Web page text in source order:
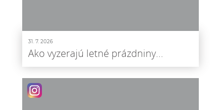
31. 7. 2026
Ako vyzerajú letné prázdniny...